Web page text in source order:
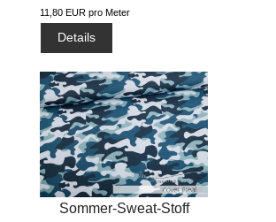
11,80 EUR pro Meter
Details
Sommer-Sweat-Stoff